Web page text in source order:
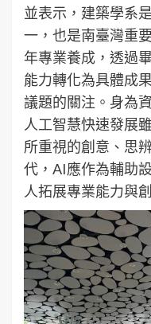
並表示，建築學系
一，也是南臺灣重
年專業養成，透過
能力轉化為具體成
議題的關注。身為
人工智慧快速發展
所重視的創意、思
代，AI應作為輔助
人拓展專業能力與